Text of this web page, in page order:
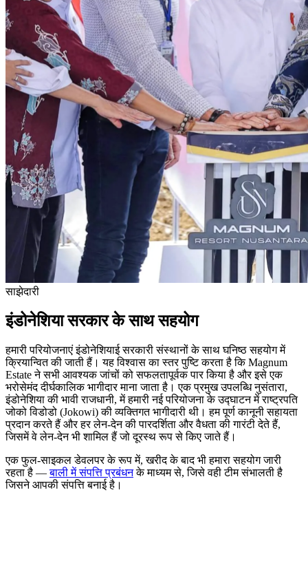
साझेदारी
इंडोनेशिया सरकार के साथ सहयोग
हमारी परियोजनाएं इंडोनेशियाई सरकारी संस्थानों के साथ घनिष्ठ सहयोग में
क्रियान्वित की जाती हैं। यह विश्वास का स्तर पुष्टि करता है कि Magnum
Estate ने सभी आवश्यक जांचों को सफलतापूर्वक पार किया है और इसे एक
भरोसेमंद दीर्घकालिक भागीदार माना जाता है। एक प्रमुख उपलब्धि नुसंतारा,
इंडोनेशिया की भावी राजधानी, में हमारी नई परियोजना के उद्घाटन में राष्ट्रपति
जोको विडोडो (Jokowi) की व्यक्तिगत भागीदारी थी। हम पूर्ण कानूनी सहायता
प्रदान करते हैं और हर लेन-देन की पारदर्शिता और वैधता की गारंटी देते हैं,
जिसमें वे लेन-देन भी शामिल हैं जो दूरस्थ रूप से किए जाते हैं।
एक फुल-साइकल डेवलपर के रूप में, खरीद के बाद भी हमारा सहयोग जारी
रहता है —बाली में संपत्ति प्रबंधनके माध्यम से, जिसे वही टीम संभालती है
जिसने आपकी संपत्ति बनाई है।